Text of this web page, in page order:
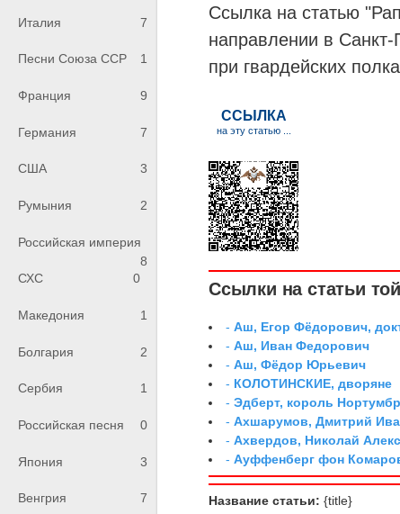
Италия 7
Песни Союза ССР 1
Франция 9
Германия 7
США 3
Румыния 2
Российская империя
8
СХС
0
Македония 1
Болгария 2
Сербия 1
Российская песня 0
Япония 3
Венгрия 7
Ссылка на статью
направлении в
при гвардейских
Ссылки на статьи
-Аш, Егор Фёдорович,
-Аш, Иван Федорович
-Аш, Фёдор Юрьевич
- КОЛОТИНСКИЕ, дворяне
-Эдберт, король
-Ахшарумов, Дмитрий
-Ахвердов, Николай
-Ауффенберг фон
Название статьи: {title}